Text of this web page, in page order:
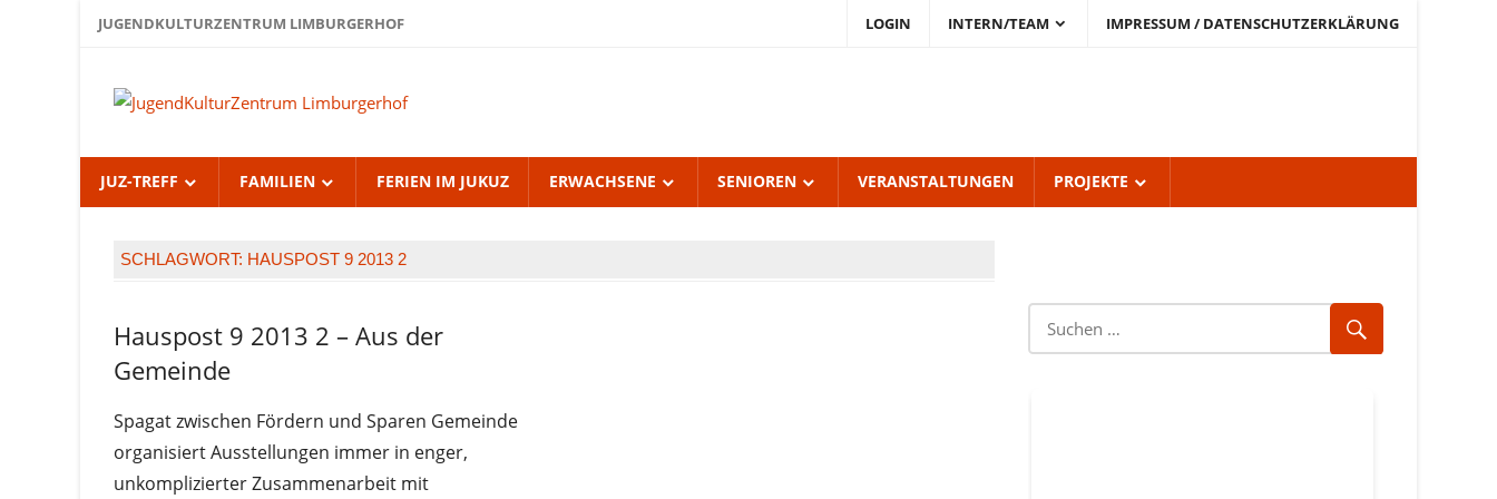
ZumJUGENDKULTURZENTRUM LIMBURGERHOF LOGIN INTERN/TEAM IMPRESSUM / DATENSCHUTZERKLÄRUNG
Limburgerhof
JUZ-TREFF FAMILIEN FERIEN IM JUKUZ ERWACHSENE SENIOREN VERANSTALTUNGEN PROJEKTE
SCHLAGWORT: HAUSPOST 9 2013 2
Hauspost
9-2013
Hauspost 9 2013 2 – Aus der
Gemeinde
Spagat zwischen Fördern und Sparen Gemeinde
organisiert Ausstellungen immer in enger,
unkomplizierter Zusammenarbeit mit